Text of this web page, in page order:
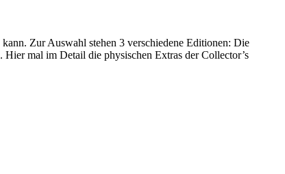
kann. Zur Auswahl stehen 3 verschiedene Editionen: Die
mal im Detail die physischen Extras der Collector’s